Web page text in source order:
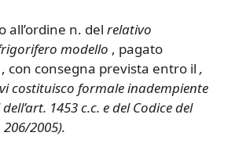
all’ordine n. del relativo
modello , pagato
, con consegna prevista entro il ,
costituisco formale inadempiente
1453 c.c. e del Codice del
206/2005).